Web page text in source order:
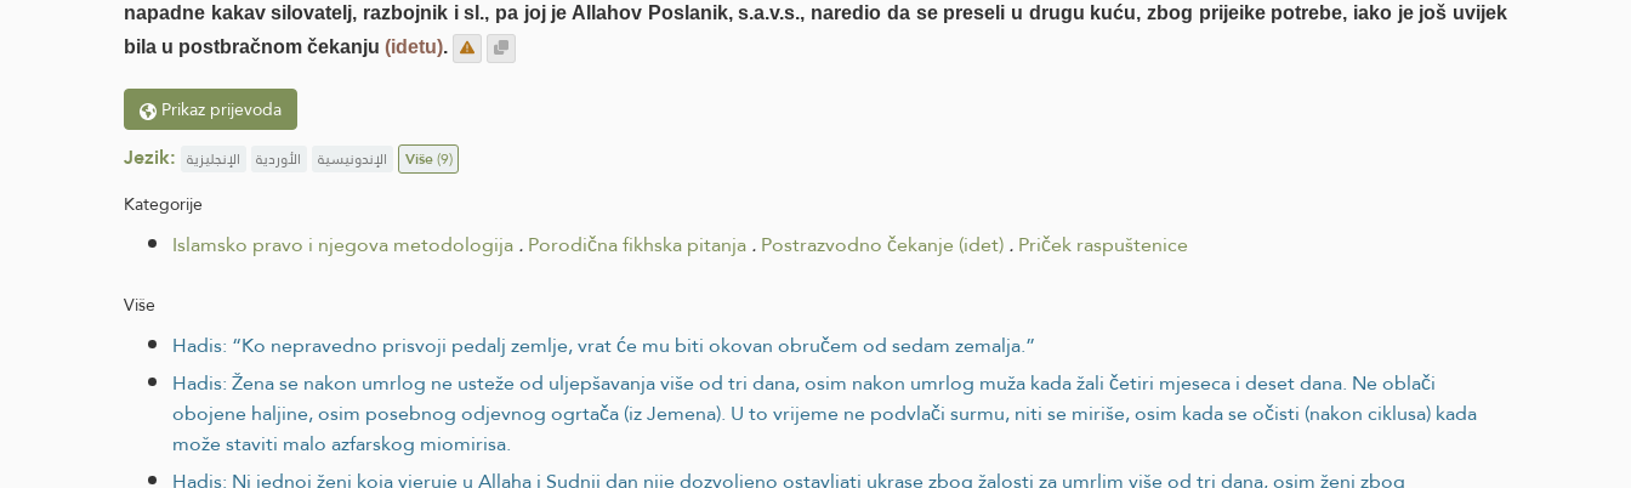
napadne kakav silovatelj, razbojnik i sl., pa joj je Allahov Poslanik, s.a.v.s., naredio da se preseli u drugu kuću, zbog prijeike potrebe, iako je još uvijek
bila u postbračnom čekanju (idetu).
Prikaz prijevoda
Jezik: الإنجليزية الأوردية الإندونيسية Više(9)
Kategorije
Islamsko pravo i njegova metodologija.Porodična fikhska pitanja.Postrazvodno čekanje (idet).Priček raspuštenice
Više
Hadis: “Ko nepravedno prisvoji pedalj zemlje, vrat će mu biti okovan obručem od sedam zemalja.”
Hadis: Žena se nakon umrlog ne usteže od uljepšavanja više od tri dana, osim nakon umrlog muža kada žali četiri mjeseca i deset dana. Ne oblači
obojene haljine, osim posebnog odjevnog ogrtača (iz Jemena). U to vrijeme ne podvlači surmu, niti se miriše, osim kada se očisti (nakon ciklusa) kada
može staviti malo azfarskog miomirisa.
Hadis: Ni jednoj ženi koja vjeruje u Allaha i Sudnji dan nije dozvoljeno ostavljati ukrase zbog žalosti za umrlim više od tri dana, osim ženi zbog